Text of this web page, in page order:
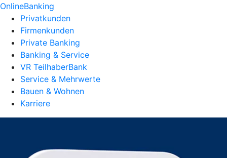
OnlineBanking
Privatkunden
Firmenkunden
Private Banking
Banking & Service
VR TeilhaberBank
Service & Mehrwerte
Bauen & Wohnen
Karriere